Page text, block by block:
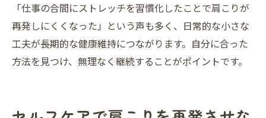
「仕事の合間にストレッチを習慣化したことで肩こりが
再発しにくくなった」という声も多く、日常的な小さな
工夫が長期的な健康維持につながります。自分に合った
方法を見つけ、無理なく継続することがポイントです。